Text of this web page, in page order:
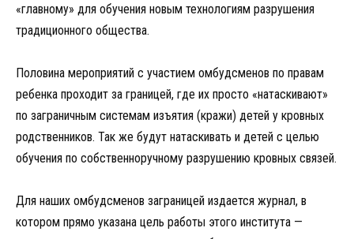
«главному» для обучения новым технологиям разрушения
традиционного общества.
Половина мероприятий с участием омбудсменов по правам
ребенка проходит за границей, где их просто «натаскивают»
по заграничным системам изъятия (кражи) детей у кровных
родственников. Так же будут натаскивать и детей с целью
обучения по собственноручному разрушению кровных связей.
Для наших омбудсменов заграницей издается журнал, в
котором прямо указана цель работы этого института —